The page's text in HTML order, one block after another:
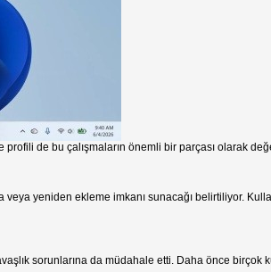
de bu çalışmaların önemli bir parçası olarak
veya yeniden ekleme imkanı sunacağı belirtiliyor.
sorunlarına da müdahale etti. Daha önce